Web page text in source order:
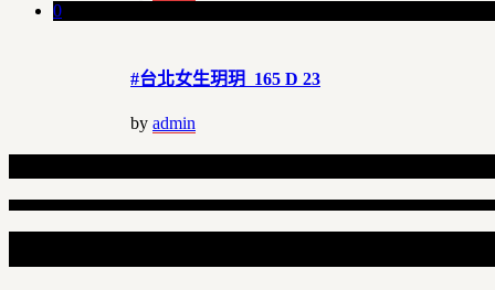
0
#台北女生玥玥 165 D 23
by admin